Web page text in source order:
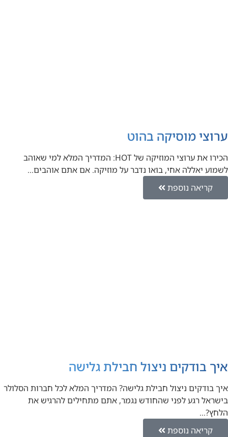
ערוצי מוסיקה בהוט
הכירו את ערוצי המוזיקה של HOT: המדריך המלא למי שאוהב
לשמוע יאללה אחי, בואו נדבר על מוזיקה. אם אתם אוהבים…
קריאה נוספת
איך בודקים ניצול חבילת גלישה
איך בודקים ניצול חבילת גלישה? המדריך המלא לכל חברות הסלולר
בישראל רגע לפני שהחודש נגמר, אתם מתחילים להרגיש את
הלחץ?…
קריאה נוספת